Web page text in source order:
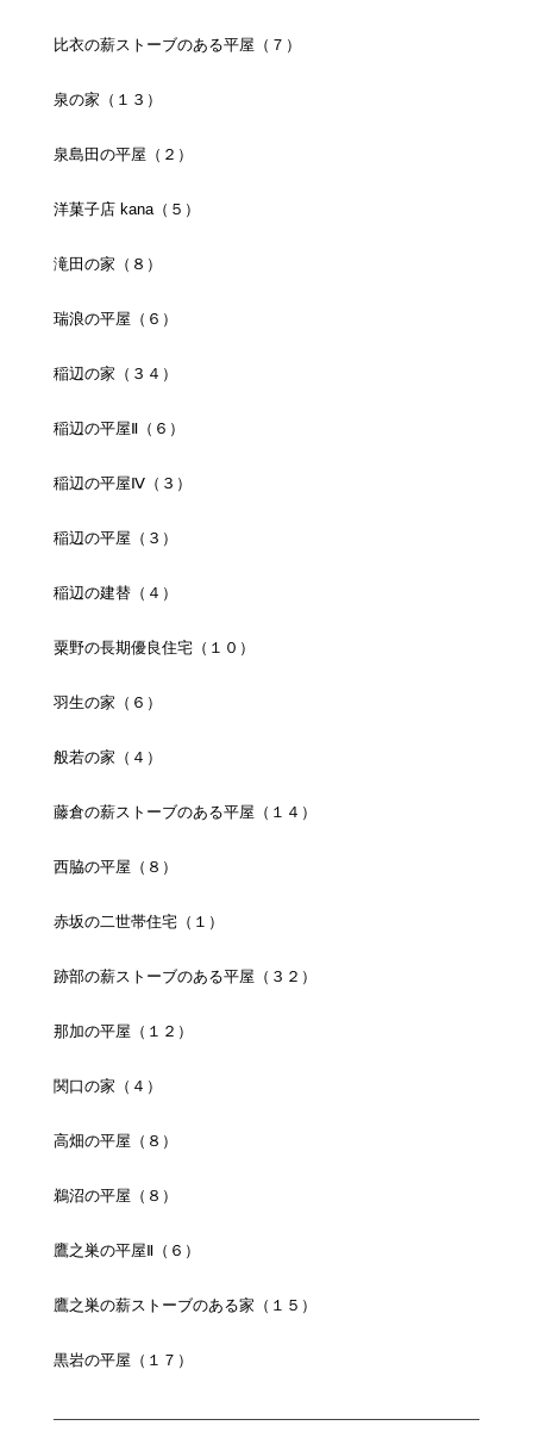
比衣の薪ストーブのある平屋（７）
泉の家（１３）
泉島田の平屋（２）
洋菓子店 kana（５）
滝田の家（８）
瑞浪の平屋（６）
稲辺の家（３４）
稲辺の平屋Ⅱ（６）
稲辺の平屋Ⅳ（３）
稲辺の平屋（３）
稲辺の建替（４）
粟野の長期優良住宅（１０）
羽生の家（６）
般若の家（４）
藤倉の薪ストーブのある平屋（１４）
西脇の平屋（８）
赤坂の二世帯住宅（１）
跡部の薪ストーブのある平屋（３２）
那加の平屋（１２）
関口の家（４）
高畑の平屋（８）
鵜沼の平屋（８）
鷹之巣の平屋Ⅱ（６）
鷹之巣の薪ストーブのある家（１５）
黒岩の平屋（１７）